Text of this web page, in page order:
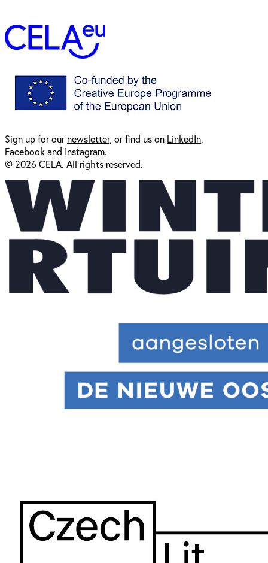
Sign up for ournewsletter, or find us on LinkedIn
Facebookand Instagram.
© 2026 CELA. All rights reserved.